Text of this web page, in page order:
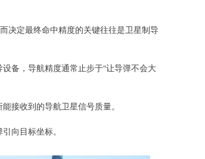
决定最终命中精度的关键往往是卫星制导
备，导航精度通常止步于“让导弹不会大
接收到的导航卫星信号质量。
向目标坐标。